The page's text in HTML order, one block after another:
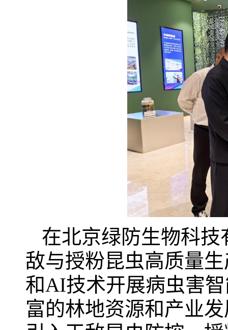
在北京绿防生物科
敌与授粉昆虫高质量
和AI技术开展病虫害
富的林地资源和产业